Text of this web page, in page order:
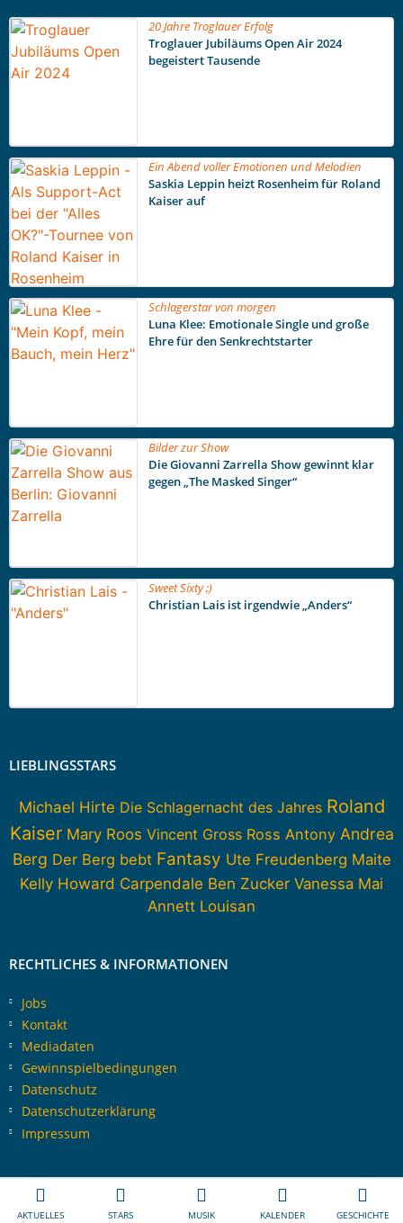
AKTUELLES STARS MUSIK KALENDER GESCHICHTE
20 Jahre Troglauer Erfolg
Troglauer Jubiläums Open Air 2024
begeistert Tausende
Ein Abend voller Emotionen und Melodien
Saskia Leppin heizt Rosenheim für Roland
Kaiser auf
Schlagerstar von morgen
Luna Klee: Emotionale Single und große
Ehre für den Senkrechtstarter
Bilder zur Show
Die Giovanni Zarrella Show gewinnt klar
gegen „The Masked Singer“
Sweet Sixty ;)
Christian Lais ist irgendwie „Anders“
LIEBLINGSSTARS
Michael Hirte Die Schlagernacht des Jahres Roland
Kaiser Mary Roos Vincent Gross Ross Antony Andrea
Berg Der Berg bebt Fantasy Ute Freudenberg Maite
Kelly Howard Carpendale Ben Zucker Vanessa Mai
Annett Louisan
RECHTLICHES & INFORMATIONEN
Jobs
Kontakt
Mediadaten
Gewinnspielbedingungen
Datenschutz
Datenschutzerklärung
Impressum